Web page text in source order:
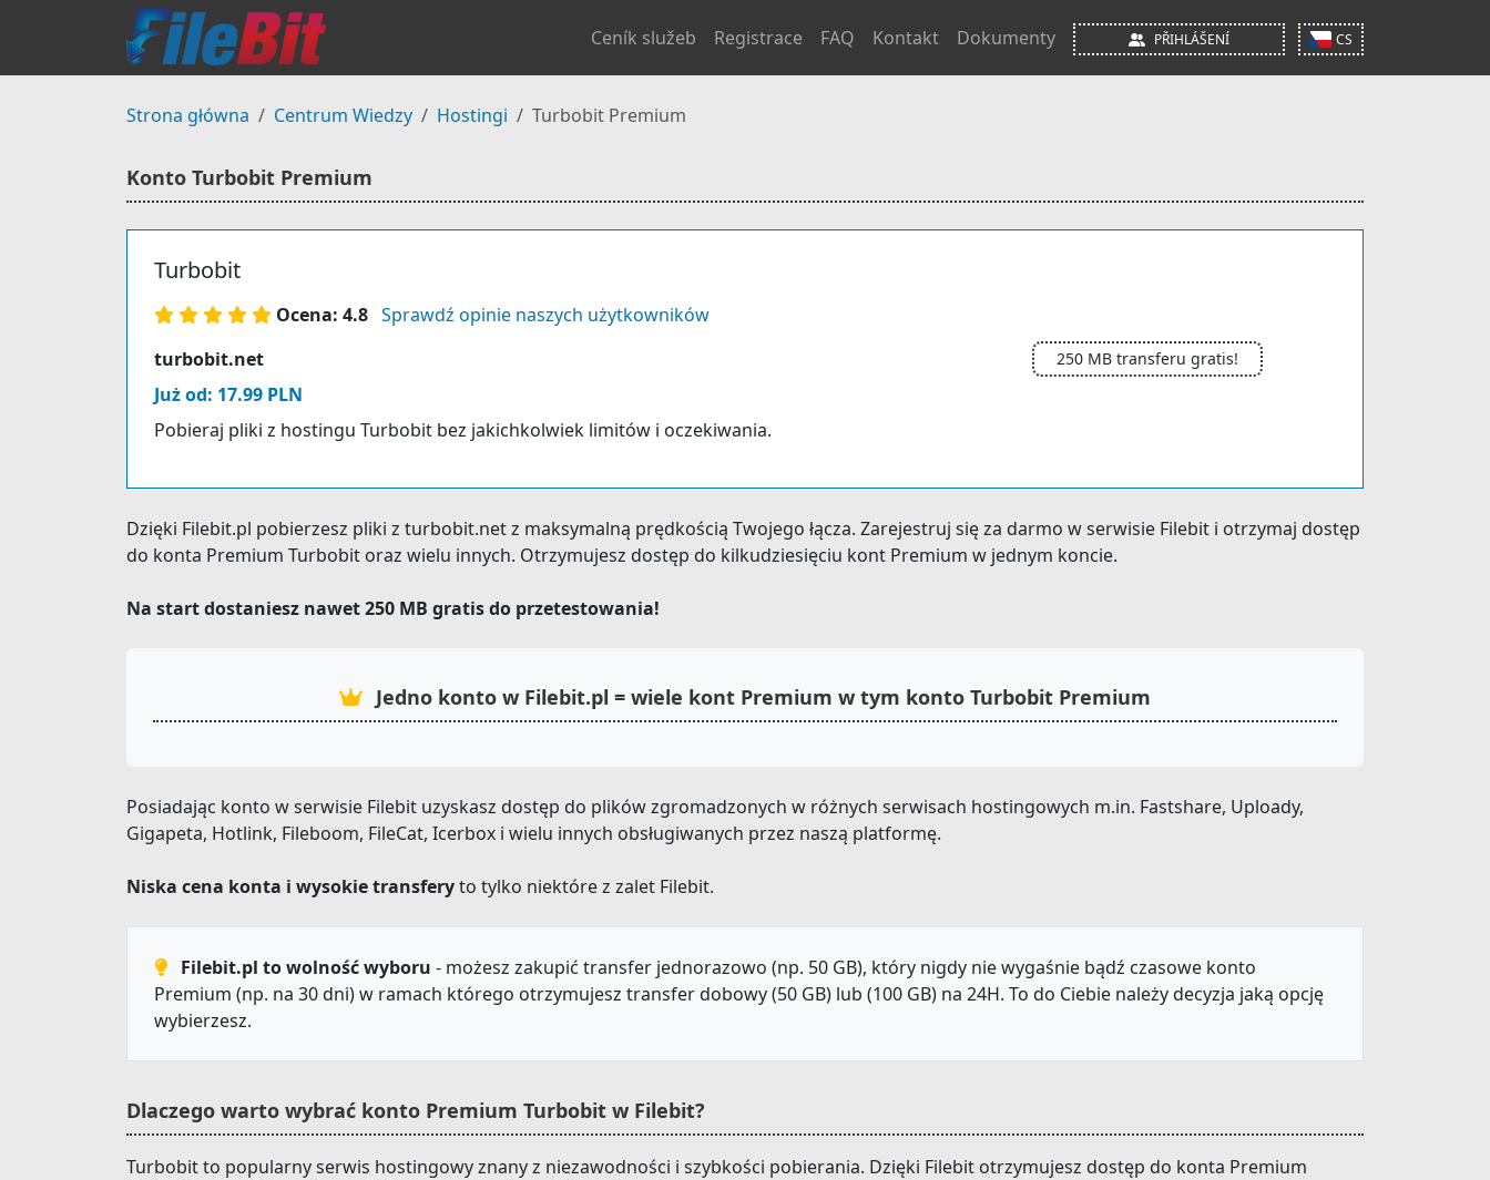
Ceník služeb Registrace FAQ Kontakt Dokumenty PŘIHLÁŠENÍ CS
Strona główna Centrum Wiedzy Hostingi Turbobit Premium
Konto Turbobit Premium
Turbobit
Ocena: 4.8 Sprawdź opinie naszych użytkowników
turbobit.net
Już od: 17.99 PLN
Pobieraj pliki z hostingu Turbobit bez jakichkolwiek limitów i oczekiwania.
250 MB transferu gratis!
Dzięki Filebit.pl pobierzesz pliki z turbobit.net z maksymalną prędkością Twojego łącza. Zarejestruj się za darmo w serwisie Filebit i otrzymaj dostęp
do konta Premium Turbobit oraz wielu innych. Otrzymujesz dostęp do kilkudziesięciu kont Premium w jednym koncie.
Na start dostaniesz nawet 250 MB gratis do przetestowania!
Jedno konto w Filebit.pl = wiele kont Premium w tym konto Turbobit Premium
Posiadając konto w serwisie Filebit uzyskasz dostęp do plików zgromadzonych w różnych serwisach hostingowych m.in. Fastshare, Uploady,
Gigapeta, Hotlink, Fileboom, FileCat, Icerbox i wielu innych obsługiwanych przez naszą platformę.
Niska cena konta i wysokie transferyto tylko niektóre z zalet Filebit.
Filebit.pl to wolność wyboru - możesz zakupić transfer jednorazowo (np. 50 GB), który nigdy nie wygaśnie bądź czasowe konto
Premium (np. na 30 dni) w ramach którego otrzymujesz transfer dobowy (50 GB) lub (100 GB) na 24H. To do Ciebie należy decyzja jaką opcję
wybierzesz.
Dlaczego warto wybrać konto Premium Turbobit w Filebit?
Turbobit to popularny serwis hostingowy znany z niezawodności i szybkości pobierania. Dzięki Filebit otrzymujesz dostęp do konta Premium